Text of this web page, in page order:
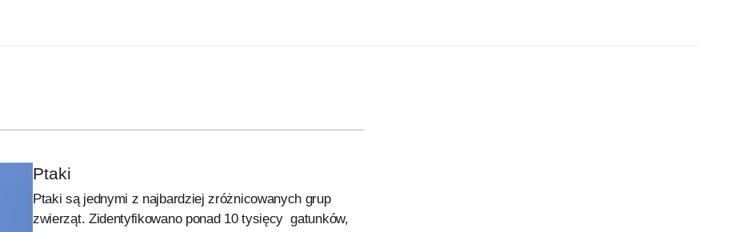
Ptaki
Ptaki są jednymi z najbardziej zróżnicowanych grup
zwierząt. Zidentyfikowano ponad 10 tysięcy gatunków,